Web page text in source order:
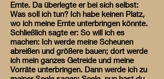
Ernte. Da überlegte er bei sich selbst:
Was soll ich tun? Ich habe keinen Platz,
wo ich meine Ernte unterbringen könnte.
Schließlich sagte er: So will ich es
machen: Ich werde meine Scheunen
abreißen und größere bauen; dort werde
ich mein ganzes Getreide und meine
Vorräte unterbringen. Dann werde ich zu